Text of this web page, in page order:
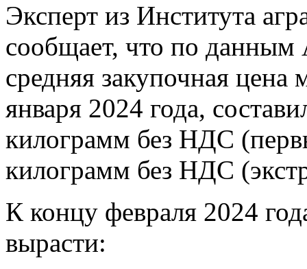
Эксперт из Института
сообщает, что по данным
средняя закупочная
января 2024 года,
килограмм без НДС
килограмм без НДС
К концу февраля 2024
вырасти: